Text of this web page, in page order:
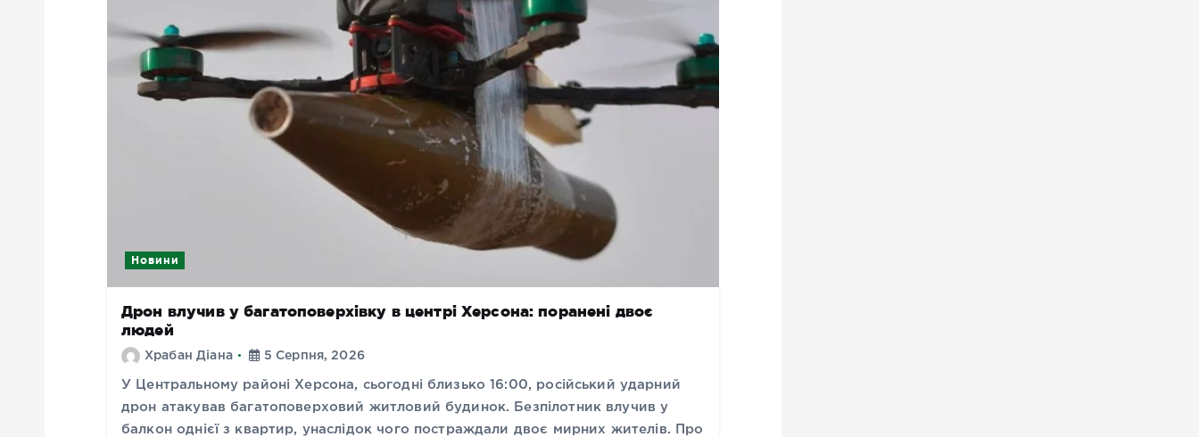
Новини
Дрон влучив у багатоповерхівку в центрі Херсона: поранені двоє
людей
Храбан Діана 5 Серпня, 2026
У Центральному районі Херсона, сьогодні близько 16:00, російський ударний
дрон атакував багатоповерховий житловий будинок. Безпілотник влучив у
балкон однієї з квартир, унаслідок чого постраждали двоє мирних жителів. Про